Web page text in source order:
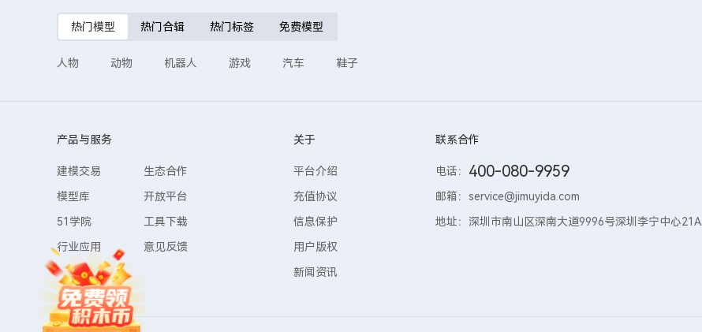
热门模型 热门合辑 热门标签 免费模型
人物 动物 机器人 游戏 汽车 鞋子
产品与服务
建模交易
生态合作
模型库
开放平台
51学院
工具下载
行业应用
意见反馈
关于
平台介绍
充值协议
信息保护
用户版权
新闻资讯
联系合作
电话： 400-080-9959
邮箱： service@jimuyida.com
地址： 深圳市南山区深南大道9996号深圳李宁中心21A